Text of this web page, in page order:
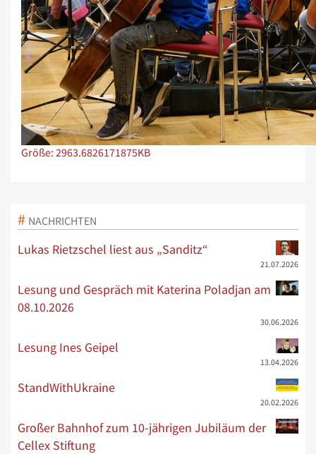
Zeige Bild in voller Größe…
Größe: 2963.6826171875KB
NACHRICHTEN
Lukas Rietzschel liest aus „Sanditz“
21.07.2026
Lesung und Gespräch mit Katerina Poladjan am
08.10.2026
30.06.2026
Lesung Ines Geipel
13.04.2026
StandWithUkraine
20.02.2026
Großer Bahnhof zum 10-jährigen Jubiläum der
Cellex Stiftung